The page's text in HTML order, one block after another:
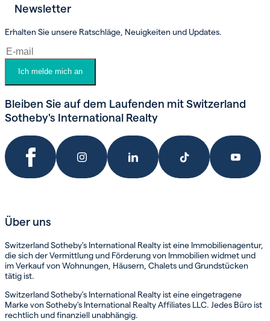
Termin vereinbaren
Newsletter
Erhalten Sie unsere Ratschläge, Neuigkeiten und Updates.
Ich melde mich an
Bleiben Sie auf dem Laufenden mit Switzerland
Sotheby's International Realty
Über uns
Switzerland Sotheby's International Realty ist eine Immobilienagentur,
die sich der Vermittlung und Förderung von Immobilien widmet und
im Verkauf von Wohnungen, Häusern, Chalets und Grundstücken
tätig ist.
Switzerland Sotheby's International Realty ist eine eingetragene
Marke von Sotheby's International Realty Affiliates LLC. Jedes Büro ist
rechtlich und finanziell unabhängig.